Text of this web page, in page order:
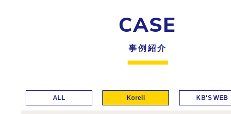
CASE
事例紹介
ALL Koreii KB'S WEB